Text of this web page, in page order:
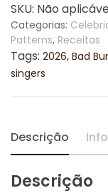
/
chaveiros
de
crochê
(English/
UVST
quantidade
SKU: Não
Categorias:
Patterns, Receitas
Tags: 2026, Bad
singers
Descrição
Descrição